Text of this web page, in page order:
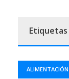
Etiquetas
ALIMENTACIÓN